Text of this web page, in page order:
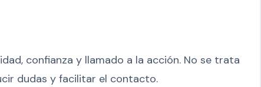
confianza y llamado a la acción. No se trata
dudas y facilitar el contacto.